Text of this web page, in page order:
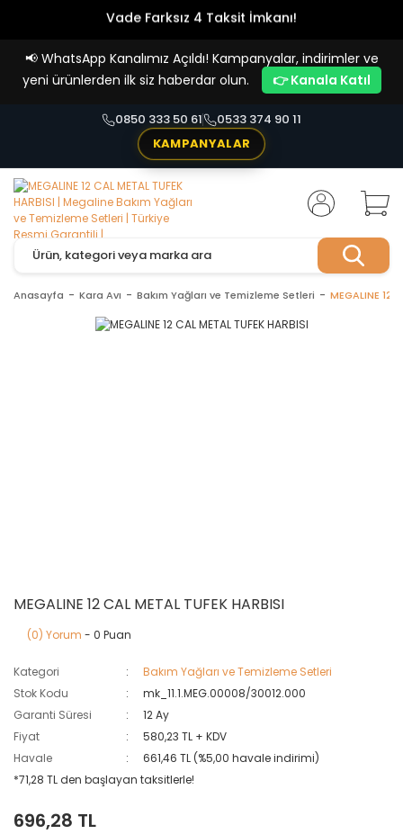
Vade Farksız 4 Taksit İmkanı!
📢 WhatsApp Kanalımız Açıldı! Kampanyalar, indirimler ve
yeni ürünlerden ilk siz haberdar olun.
👉 Kanala Katıl
0850 333 50 61
0533 374 90 11
KAMPANYALAR
Anasayfa Kara Avı Bakım Yağları ve Temizleme Setleri MEGALINE 12
MEGALINE 12 CAL METAL TUFEK HARBISI
(0) Yorum - 0 Puan
Kategori
Bakım Yağları ve Temizleme Setleri
Stok Kodu
mk_11.1.MEG.00008/30012.000
Garanti Süresi
12 Ay
Fiyat
580,23 TL + KDV
Havale
661,46 TL (%5,00 havale indirimi)
*71,28 TL den başlayan taksitlerle!
696,28 TL